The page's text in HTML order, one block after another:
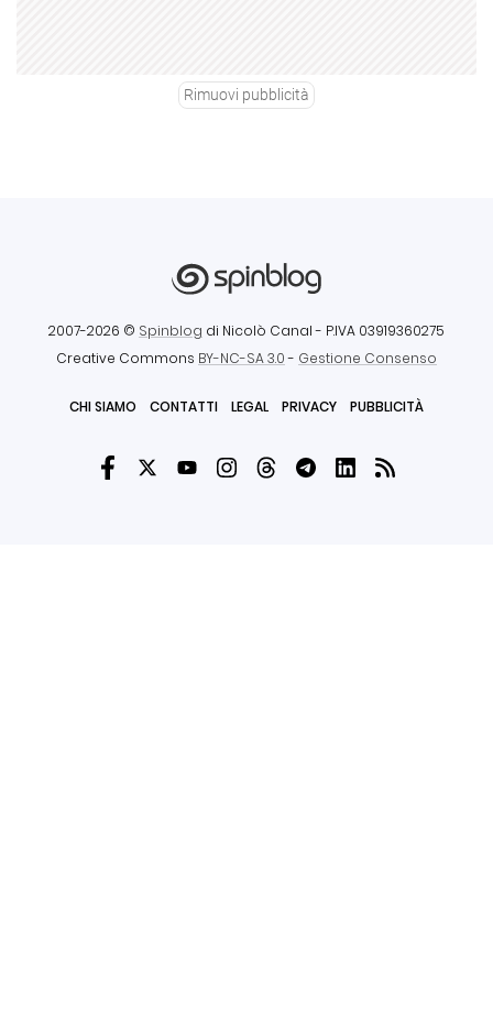
Rimuovi pubblicità
2007-2026 © Spinblog di Nicolò Canal - P.IVA 03919360275
Creative Commons BY-NC-SA 3.0- Gestione Consenso
CHI SIAMO CONTATTI LEGAL PRIVACY PUBBLICITÀ